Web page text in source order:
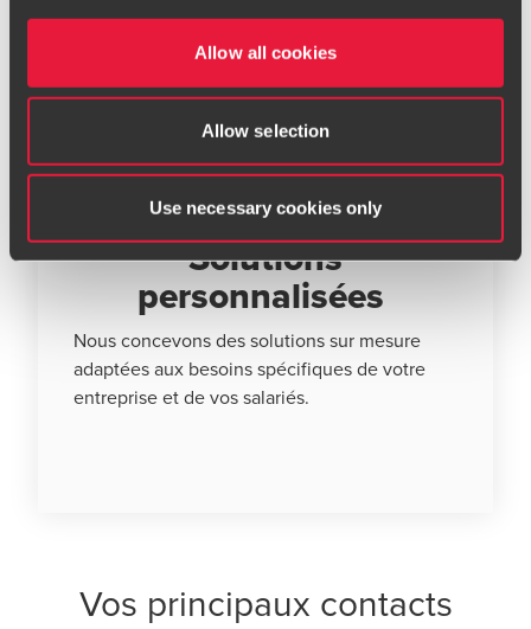
Allow all cookies
Allow selection
Use necessary cookies only
en vigueur, éliminant ainsi tout risque
juridique dans un environnement
réglementaire en constante évolution.
Solutions
personnalisées
Nous concevons des solutions sur mesure
adaptées aux besoins spécifiques de votre
entreprise et de vos salariés.
Vos principaux contacts